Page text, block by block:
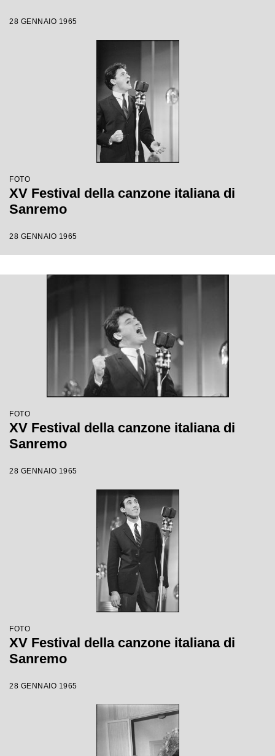
28 GENNAIO 1965
FOTO
XV Festival della canzone italiana di
Sanremo
28 GENNAIO 1965
FOTO
XV Festival della canzone italiana di
Sanremo
28 GENNAIO 1965
FOTO
XV Festival della canzone italiana di
Sanremo
28 GENNAIO 1965